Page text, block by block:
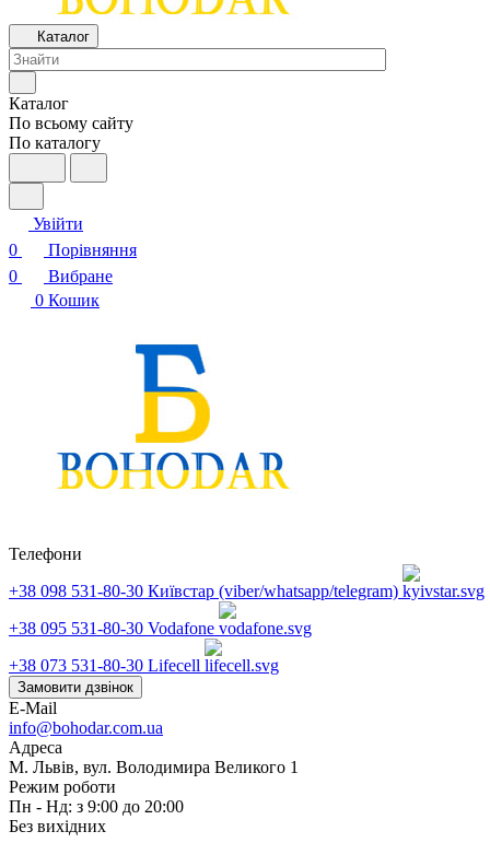
Каталог
Каталог
По всьому сайту
По каталогу
Увійти
0
Порівняння
0
Вибране
0 Кошик
Телефони
+38 098 531-80-30 Київстар (viber/whatsapp/telegram)
+38 095 531-80-30 Vodafone
+38 073 531-80-30 Lifecell
Замовити дзвінок
E-Mail
info@bohodar.com.ua
Адреса
М. Львів, вул. Володимира Великого 1
Режим роботи
Пн - Нд: з 9:00 до 20:00
Без вихідних